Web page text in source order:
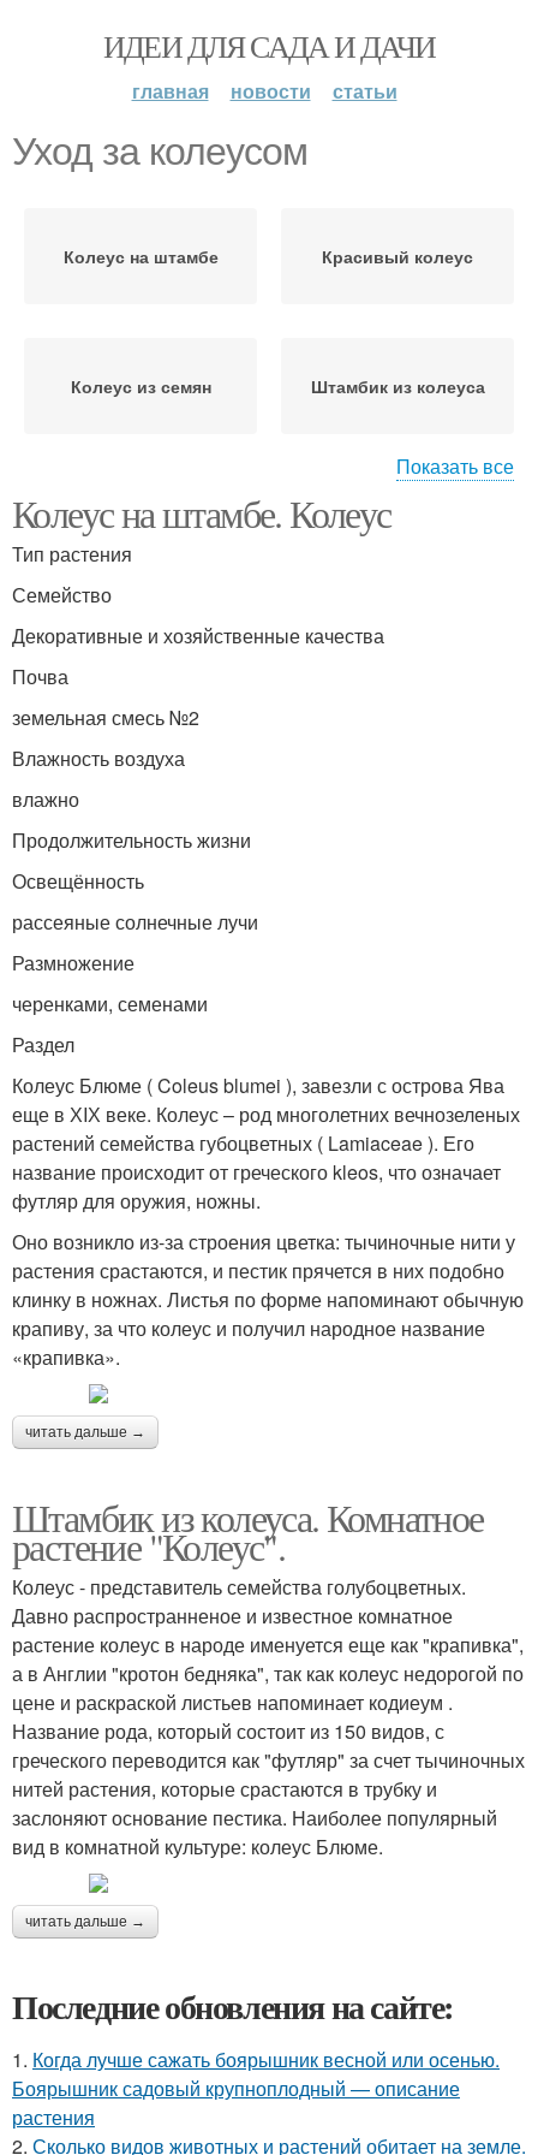
ИДЕИ ДЛЯ САДА И ДАЧИ
главная новости статьи
Уход за колеусом
Колеус на штамбе Красивый колеус
Колеус из семян Штамбик из колеуса
Композиции из колеуса
Показать все
Колеус на штамбе. Колеус
Тип растения
Семейство
Декоративные и хозяйственные качества
Почва
земельная смесь №2
Влажность воздуха
влажно
Продолжительность жизни
Освещённость
рассеяные солнечные лучи
Размножение
черенками, семенами
Раздел
Колеус Блюме ( Coleus blumei ), завезли с острова Ява
еще в ХIХ веке. Колеус – род многолетних вечнозеленых
растений семейства губоцветных ( Lamiaceae ). Его
название происходит от греческого kleos, что означает
футляр для оружия, ножны.
Оно возникло из-за строения цветка: тычиночные нити у
растения срастаются, и пестик прячется в них подобно
клинку в ножнах. Листья по форме напоминают обычную
крапиву, за что колеус и получил народное название
«крапивка».
читать дальше →
Штамбик из колеуса. Комнатное
растение "Колеус".
Колеус - представитель семейства голубоцветных.
Давно распространненое и известное комнатное
растение колеус в народе именуется еще как "крапивка",
а в Англии "кротон бедняка", так как колеус недорогой по
цене и раскраской листьев напоминает кодиеум .
Название рода, который состоит из 150 видов, с
греческого переводится как "футляр" за счет тычиночных
нитей растения, которые срастаются в трубку и
заслоняют основание пестика. Наиболее популярный
вид в комнатной культуре: колеус Блюме.
читать дальше →
Последние обновления на сайте:
1. Когда лучше сажать боярышник весной или осенью.
Боярышник садовый крупноплодный — описание
растения
2. Сколько видов животных и растений обитает на земле.